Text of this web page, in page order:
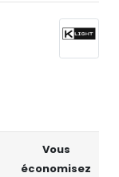
Vous
économisez